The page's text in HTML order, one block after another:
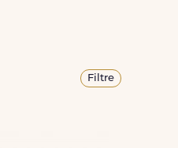
Filtre